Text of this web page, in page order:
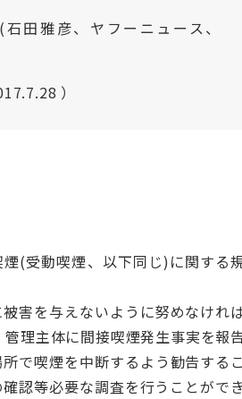
(石田雅彦、ヤフーニュース、
）
(受動喫煙、以下同じ)に関する
害を与えないように努めなけれ
理主体に間接喫煙発生事実を報
で喫煙を中断するよう勧告するこ
認等必要な調査を行うことができ